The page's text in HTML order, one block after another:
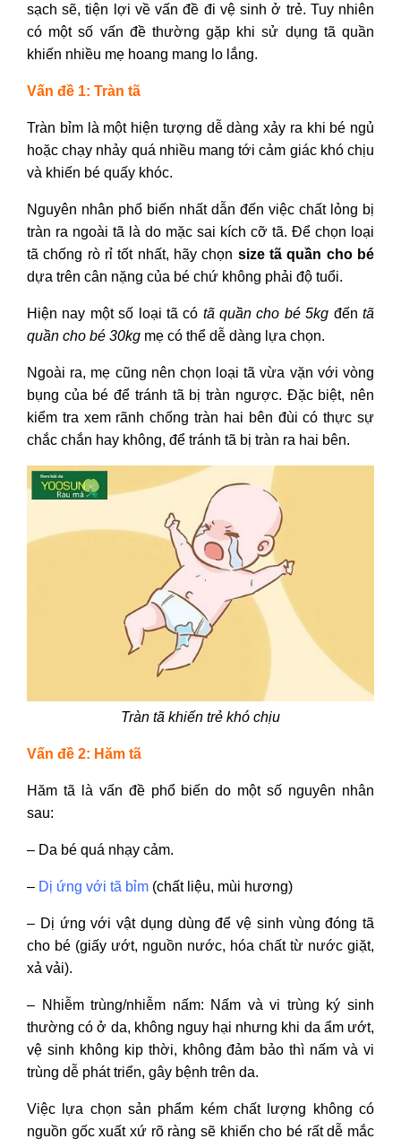
sạch sẽ, tiện lợi về vấn đề đi vệ sinh ở trẻ. Tuy nhiên
có một số vấn đề thường gặp khi sử dụng tã quần
khiến nhiều mẹ hoang mang lo lắng.
Vấn đề 1: Tràn tã
Tràn bỉm là một hiện tượng dễ dàng xảy ra khi bé ngủ
hoặc chạy nhảy quá nhiều mang tới cảm giác khó chịu
và khiến bé quấy khóc.
Nguyên nhân phổ biến nhất dẫn đến việc chất lỏng bị
tràn ra ngoài tã là do mặc sai kích cỡ tã. Để chọn loại
tã chống rò rỉ tốt nhất, hãy chọn size tã quần cho bé
dựa trên cân nặng của bé chứ không phải độ tuổi.
Hiện nay một số loại tã có tã quần cho bé 5kg đến tã
quần cho bé 30kg mẹ có thể dễ dàng lựa chọn.
Ngoài ra, mẹ cũng nên chọn loại tã vừa vặn với vòng
bụng của bé để tránh tã bị tràn ngược. Đặc biệt, nên
kiểm tra xem rãnh chống tràn hai bên đùi có thực sự
chắc chắn hay không, để tránh tã bị tràn ra hai bên.
Tràn tã khiến trẻ khó chịu
Vấn đề 2: Hăm tã
Hăm tã là vấn đề phổ biến do một số nguyên nhân
sau:
– Da bé quá nhạy cảm.
– Dị ứng với tã bỉm (chất liệu, mùi hương)
– Dị ứng với vật dụng dùng để vệ sinh vùng đóng tã
cho bé (giấy ướt, nguồn nước, hóa chất từ nước giặt,
xả vải).
– Nhiễm trùng/nhiễm nấm: Nấm và vi trùng ký sinh
thường có ở da, không nguy hại nhưng khi da ẩm ướt,
vệ sinh không kip thời, không đảm bảo thì nấm và vi
trùng dễ phát triển, gây bệnh trên da.
Việc lựa chọn sản phẩm kém chất lượng không có
nguồn gốc xuất xứ rõ ràng sẽ khiển cho bé rất dễ mắc